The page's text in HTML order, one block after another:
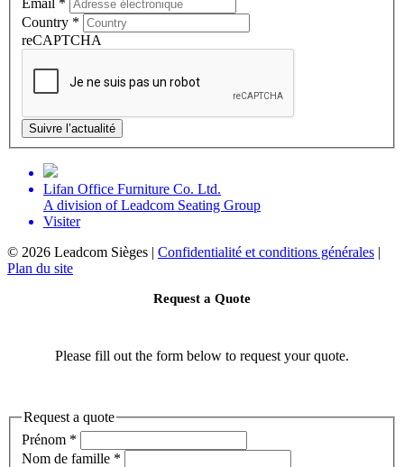
Country *
reCAPTCHA
Suivre l’actualité
Lifan Office Furniture Co. Ltd.
A division of Leadcom Seating Group
Visiter
© 2026 Leadcom Sièges | Confidentialité et conditions générales |
Plan du site
Request a Quote
Please fill out the form below to request your quote.
Request a quote
Prénom *
Nom de famille *